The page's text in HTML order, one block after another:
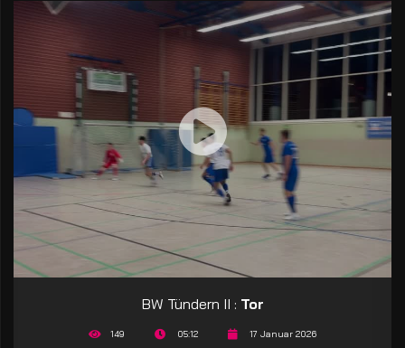
BW Tündern II : Tor
149 05:12 17 Januar 2026